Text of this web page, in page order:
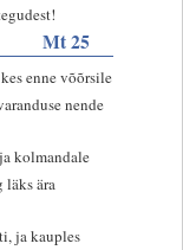
Mt 25
enne võõrsile
nende
kolmandale
ära
ja kauples